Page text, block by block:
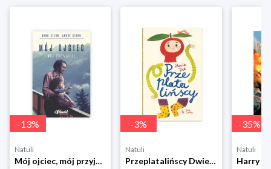
-13%
Natuli
Mój ojciec, mój przyjaciel Element
-3%
Natuli
Przeplatalińscy Dwie siostry
-35%
Natuli